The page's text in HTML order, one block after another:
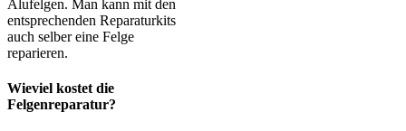
Alufelgen. Man kann mit den
entsprechenden Reparaturkits
auch selber eine Felge
reparieren.
Wieviel kostet die
Felgenreparatur?